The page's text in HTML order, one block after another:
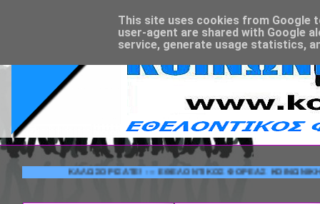
ΚΑΛΩΣΟΡΙΣΑΤΕ! --- ΕΘΕΛΟΝΤΙΚΟΣ ΦΟΡΕΑΣ ΚΟΙΝΩΝΙΚΗΣ
This site uses cookies from Google
user-agent are shared with Google
service, generate usage statistics,